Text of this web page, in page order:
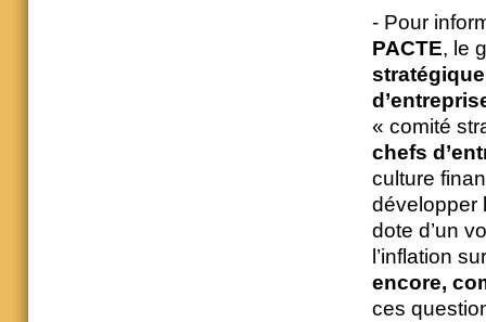
- Pour
PACTE, le
« comité
chefs
culture
développer
dote d’un
l’inflation
encore,
ces